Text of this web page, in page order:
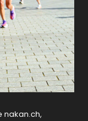
nakan.ch,